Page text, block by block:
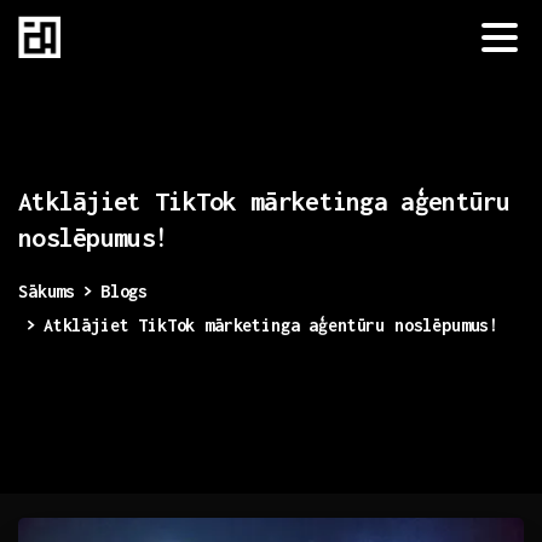
Atklājiet TikTok mārketinga aģentūru
noslēpumus!
Sākums
Blogs
Atklājiet TikTok mārketinga aģentūru noslēpumus!